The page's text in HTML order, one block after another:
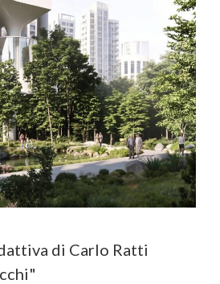
di Carlo Ratti